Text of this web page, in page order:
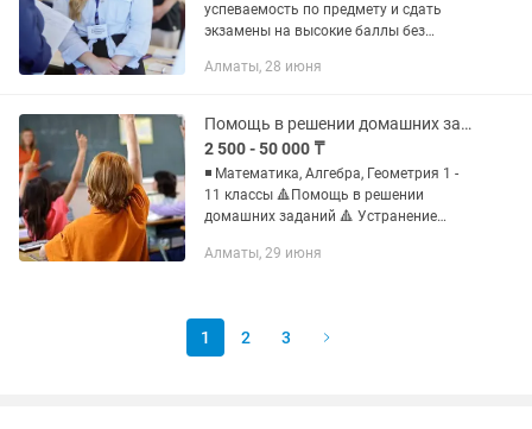
успеваемость по предмету и сдать
экзамены на высокие баллы без
комфортном онлайн-формате. 1–4
грамотности,...
Алматы, 28 июня
Помощь в решении домашних заданий
2 500 - 50 000 ₸
◾ Математика, Алгебра, Геометрия 1 -
11 классы 🔺Помощь в решении
домашних заданий 🔺 Устранение
🔺Подготовка к СОР/СОЧ 💻Формат
Алматы, 29 июня
1 2 3